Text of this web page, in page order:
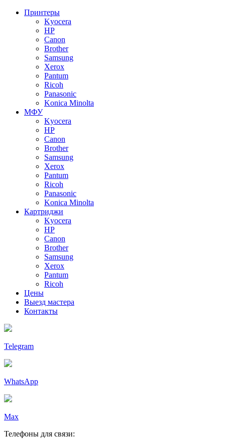
Принтеры
Kyocera
HP
Canon
Brother
Samsung
Xerox
Pantum
Ricoh
Panasonic
Konica Minolta
МФУ
Kyocera
HP
Canon
Brother
Samsung
Xerox
Pantum
Ricoh
Panasonic
Konica Minolta
Картриджи
Kyocera
HP
Canon
Brother
Samsung
Xerox
Pantum
Ricoh
Цены
Выезд мастера
Контакты
Telegram
WhatsApp
Max
Телефоны для связи: